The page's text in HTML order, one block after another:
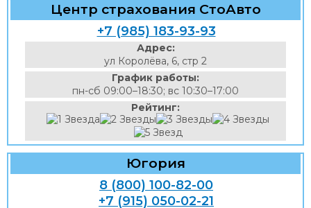
Центр страхования СтоАвто
+7 (985) 183-93-93
Адрес:
ул Королёва, 6, стр 2
График работы:
пн-сб 09:00–18:30; вс 10:30–17:00
Рейтинг:
Югория
8 (800) 100-82-00
+7 (915) 050-02-21